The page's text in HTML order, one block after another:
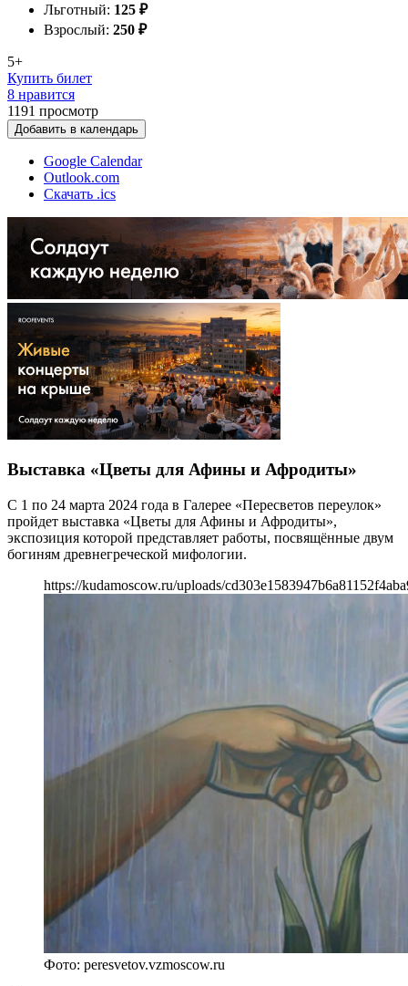
Льготный: 125 ₽
Взрослый: 250 ₽
5+
Купить билет
8 нравится
1191 просмотр
Добавить в календарь
Google Calendar
Outlook.com
Скачать .ics
Выставка «Цветы для Афины и Афродиты»
С 1 по 24 марта 2024 года в Галерее «Пересветов переулок»
пройдет выставка «Цветы для Афины и Афродиты»,
экспозиция которой представляет работы, посвящённые двум
богиням древнегреческой мифологии.
https://kudamoscow.ru/uploads/
Фото: peresvetov.vzmoscow.ru